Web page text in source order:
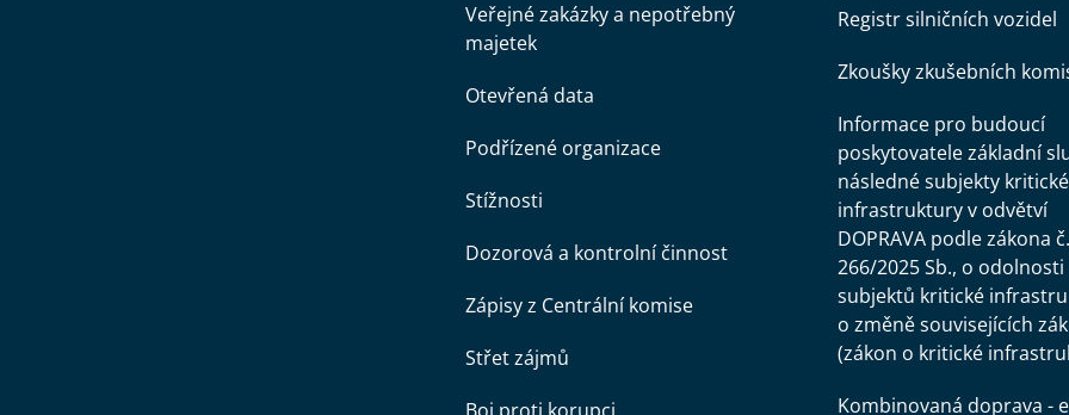
Veřejné zakázky a nepotřebný
majetek
Otevřená data
Podřízené organizace
Stížnosti
Dozorová a kontrolní činnost
Zápisy z Centrální komise
Střet zájmů
Registr silničních vozidel
Zkoušky zkušebních
Informace pro budoucí
poskytovatele základní
následné subjekty kritické
infrastruktury v odvětví
DOPRAVA podle zákona č.
266/2025 Sb., o odolnosti
subjektů kritické
o změně souvisejících
(zákon o kritické
Kombinovaná doprava -